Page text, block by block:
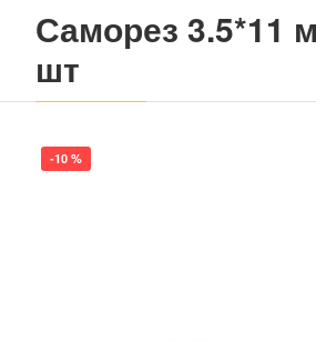
Саморез 3.5*11
шт
-10 %